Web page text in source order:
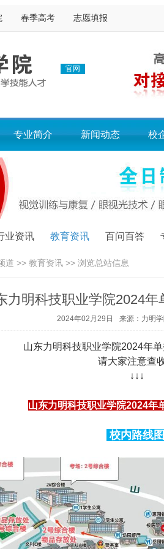
春季高考 志愿填报
官网
专业简介 新闻动态 校
业资讯 教育资讯 百问百答
道 >> 教育资讯 >> 浏览总站信息
力明科技职业学院2024
2024年02月29日 来源：力明
山东力明科技职业学院2024年
请大家注意查
↓↓↓
山东力明科技职业学院2024年
校内路线图